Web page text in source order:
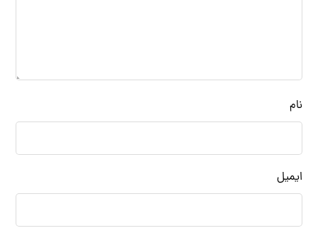
نام
ایمیل